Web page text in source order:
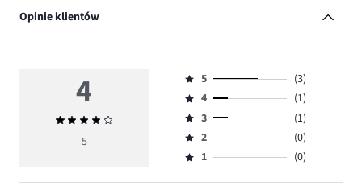
Opinie klientów
4
Średnia
ocena
5
Ocena
5,
ilość
głosów
3.
5
(3)
Ocena
4,
ilość
głosów
4
(1)
Ocena
3,
ilość
3
(1)
Ocena
2,
2
(0)
Ocena
1,
1 (0)